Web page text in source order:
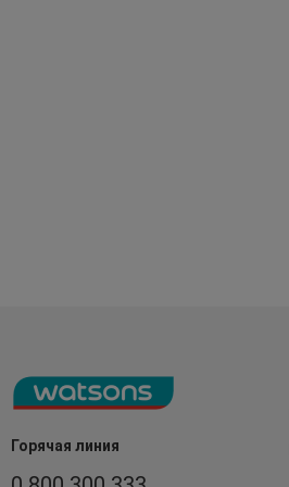
Горячая линия